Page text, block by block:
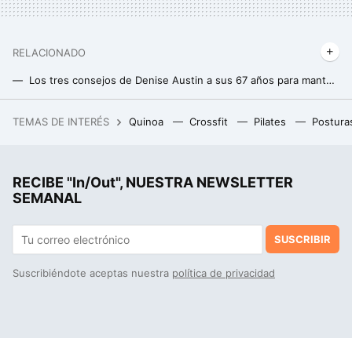
RELACIONADO
Los tres consejos de Denise Austin a sus 67 años para mantener el abdomen plano
TEMAS DE INTERÉS Quinoa Crossfit Pilates
RECIBE "In/Out", NUESTRA NEWSLETTER
SEMANAL
SUSCRIBIR
Suscribiéndote aceptas nuestra política de privacidad